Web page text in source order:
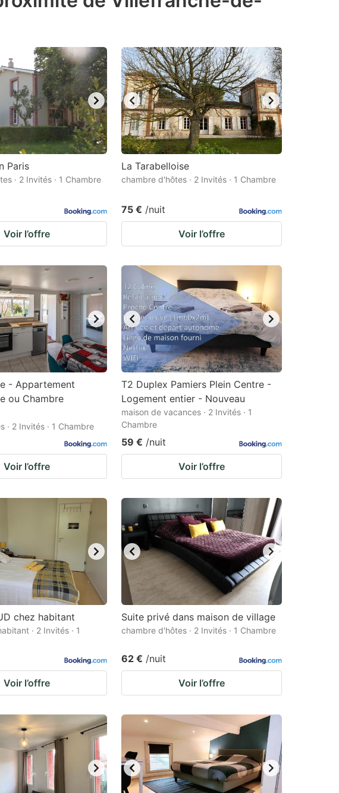
Paris
· 2 Invités · 1 Chambre
Voir l’offre
La Tarabelloise
chambre d'hôtes · 2 Invités · 1 Chambre
75 € /nuit
Voir l’offre
- Appartement
ou Chambre
· 2 Invités · 1 Chambre
Voir l’offre
T2 Duplex Pamiers Plein Centre -
Logement entier - Nouveau
maison de vacances · 2 Invités · 1
Chambre
59 € /nuit
Voir l’offre
chez habitant
· 2 Invités · 1
Voir l’offre
Suite privé dans maison de village
chambre d'hôtes · 2 Invités · 1 Chambre
62 € /nuit
Voir l’offre